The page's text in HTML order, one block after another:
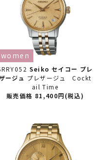
Seiko セイコー プレ
ージュ プレザージュ Cockt
ail Time
women
販売価格 81,400円(税込)